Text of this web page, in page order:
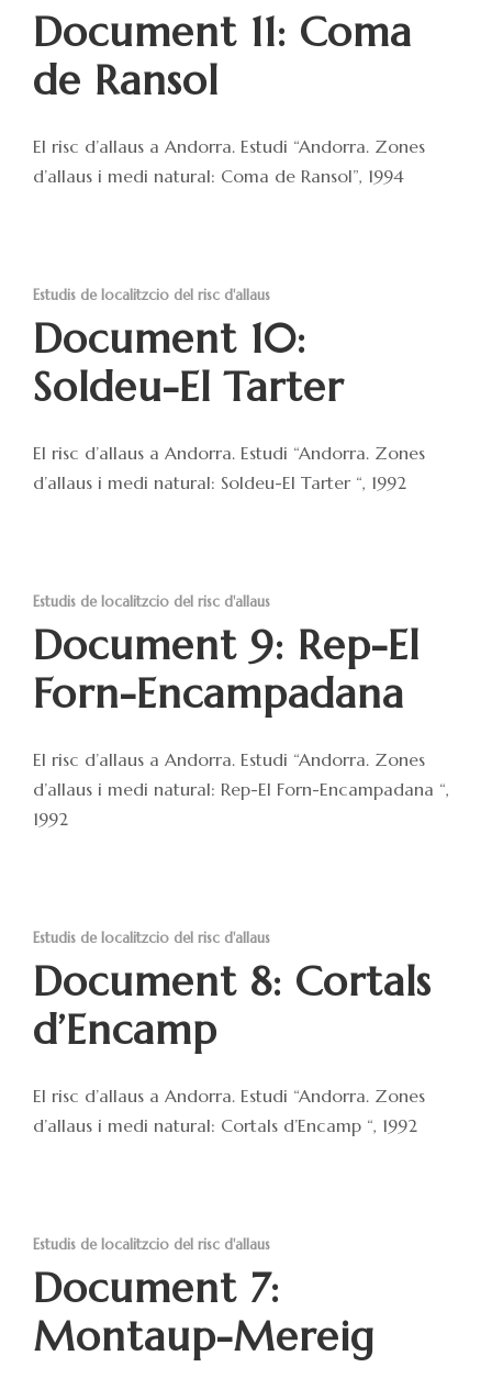
Document 11: Coma
de Ransol
El risc d’allaus a Andorra. Estudi “Andorra. Zones
d’allaus i medi natural: Coma de Ransol”, 1994
Estudis de localitzcio del risc d'allaus
Document 10:
Soldeu-El Tarter
El risc d’allaus a Andorra. Estudi “Andorra. Zones
d’allaus i medi natural: Soldeu-El Tarter “, 1992
Estudis de localitzcio del risc d'allaus
Document 9: Rep-El
Forn-Encampadana
El risc d’allaus a Andorra. Estudi “Andorra. Zones
d’allaus i medi natural: Rep-El Forn-Encampadana “,
1992
Estudis de localitzcio del risc d'allaus
Document 8: Cortals
d’Encamp
El risc d’allaus a Andorra. Estudi “Andorra. Zones
d’allaus i medi natural: Cortals d’Encamp “, 1992
Estudis de localitzcio del risc d'allaus
Document 7:
Montaup-Mereig